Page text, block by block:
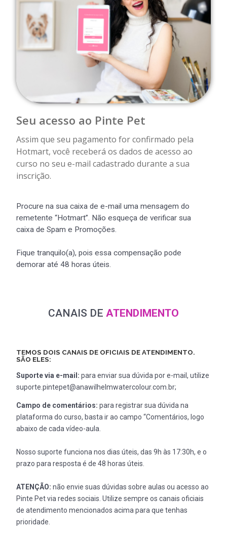
Seu acesso ao Pinte Pet
Assim que seu pagamento for confirmado pela
Hotmart, você receberá os dados de acesso ao
curso no seu e-mail cadastrado durante a sua
inscrição.
Procure na sua caixa de e-mail uma mensagem do
remetente “Hotmart”. Não esqueça de verificar sua
caixa de Spam e Promoções.
Fique tranquilo(a), pois essa compensação pode
demorar até 48 horas úteis.
CANAIS DE ATENDIMENTO
TEMOS DOIS CANAIS DE OFICIAIS DE ATENDIMENTO.
SÃO ELES:
Suporte via e-mail: para enviar sua dúvida por e-mail, utilize
suporte.pintepet@anawilhelmwatercolour.com.br;
Campo de comentários: para registrar sua dúvida na
plataforma do curso, basta ir ao campo “Comentários, logo
abaixo de cada vídeo-aula.
Nosso suporte funciona nos dias úteis, das 9h às 17:30h, e o
prazo para resposta é de 48 horas úteis.
ATENÇÃO: não envie suas dúvidas sobre aulas ou acesso ao
Pinte Pet via redes sociais. Utilize sempre os canais oficiais
de atendimento mencionados acima para que tenhas
prioridade.